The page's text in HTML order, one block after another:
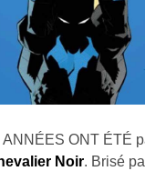
ONT ÉTÉ
Noir. Brisé